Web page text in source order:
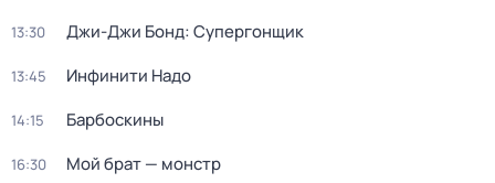
13:30 Джи-Джи Бонд: Супергонщик
13:45 Инфинити Надо
14:15 Барбоскины
16:30 Мой брат — монстр